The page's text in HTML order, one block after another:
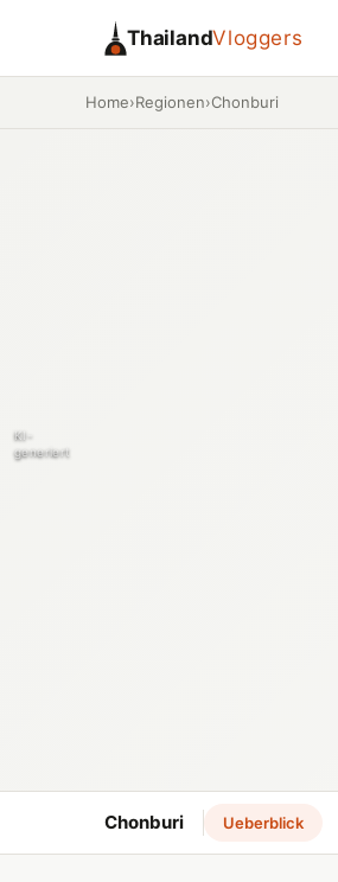
ThailandVloggers
Home›Regionen›Chonburi
KI-
generiert
Chonburi Ueberblick